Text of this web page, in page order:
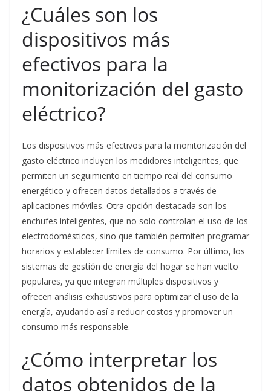
¿Cuáles son los
dispositivos más
efectivos para la
monitorización del gasto
eléctrico?
Los dispositivos más efectivos para la monitorización del
gasto eléctrico incluyen los medidores inteligentes, que
permiten un seguimiento en tiempo real del consumo
energético y ofrecen datos detallados a través de
aplicaciones móviles. Otra opción destacada son los
enchufes inteligentes, que no solo controlan el uso de los
electrodomésticos, sino que también permiten programar
horarios y establecer límites de consumo. Por último, los
sistemas de gestión de energía del hogar se han vuelto
populares, ya que integran múltiples dispositivos y
ofrecen análisis exhaustivos para optimizar el uso de la
energía, ayudando así a reducir costos y promover un
consumo más responsable.
¿Cómo interpretar los
datos obtenidos de la